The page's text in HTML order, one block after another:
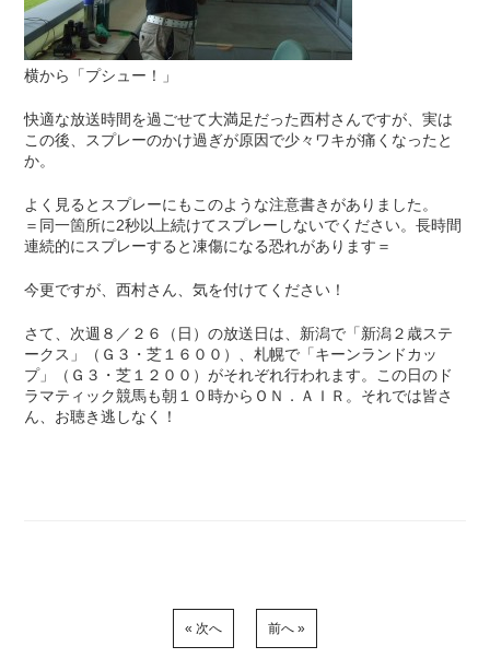
横から「プシュー！」
快適な放送時間を過ごせて大満足だった西村さんですが、実は
この後、スプレーのかけ過ぎが原因で少々ワキが痛くなったと
か。
よく見るとスプレーにもこのような注意書きがありました。
＝同一箇所に2秒以上続けてスプレーしないでください。長時間
連続的にスプレーすると凍傷になる恐れがあります＝
今更ですが、西村さん、気を付けてください！
さて、次週８／２６（日）の放送日は、新潟で「新潟２歳ステ
ークス」（Ｇ３・芝１６００）、札幌で「キーンランドカッ
プ」（Ｇ３・芝１２００）がそれぞれ行われます。この日のド
ラマティック競馬も朝１０時からＯＮ．ＡＩＲ。それでは皆さ
ん、お聴き逃しなく！
« 次へ 前へ »